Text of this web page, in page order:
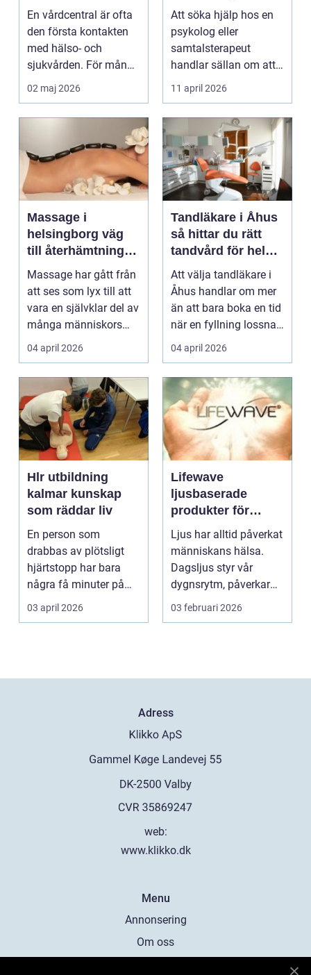
hela familjen
En vårdcentral är ofta
den första kontakten
med hälso- och
sjukvården. För många
i Svedala handlar v...
02 maj 2026
du behöver prata
med någon
Att söka hjälp hos en
psykolog eller
samtalsterapeut
handlar sällan om att
vara svag....
11 april 2026
Massage i
helsingborg väg
till återhämtning
och hållbar hälsa
Massage har gått från
att ses som lyx till att
vara en självklar del av
många människors
friskvård. ...
04 april 2026
Tandläkare i Åhus
så hittar du rätt
tandvård för hela
familjen
Att välja tandläkare i
Åhus handlar om mer
än att bara boka en tid
när en fyllning lossnar
eller en ...
04 april 2026
Hlr utbildning
kalmar kunskap
som räddar liv
En person som
drabbas av plötsligt
hjärtstopp har bara
några få minuter på
sig. För varje minut
utan...
03 april 2026
Lifewave
ljusbaserade
produkter för
hälsa och
välbefinnande
Ljus har alltid påverkat
människans hälsa.
Dagsljus styr vår
dygnsrytm, påverkar
humör, sömn och ene...
03 februari 2026
Adress
web:
www.klikko.dk
Menu
Annonsering
Om oss